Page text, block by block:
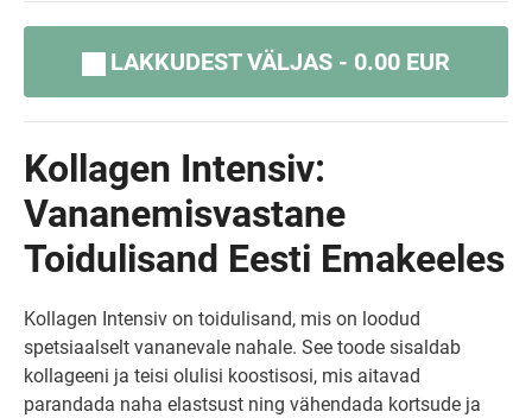
LAKKUDEST VÄLJAS - 0.00 EUR
Kollagen Intensiv:
Vananemisvastane
Toidulisand Eesti Emakeeles
Kollagen Intensiv on toidulisand, mis on loodud
spetsiaalselt vananevale nahale. See toode sisaldab
kollageeni ja teisi olulisi koostisosi, mis aitavad
parandada naha elastsust ning vähendada kortsude ja